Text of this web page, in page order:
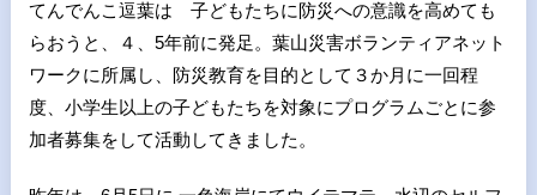
てんでんこ逗葉は 子どもたちに防災への意識を高めても
らおうと、４、5年前に発足。葉山災害ボランティアネット
ワークに所属し、防災教育を目的として３か月に一回程
度、小学生以上の子どもたちを対象にプログラムごとに参
加者募集をして活動してきました。